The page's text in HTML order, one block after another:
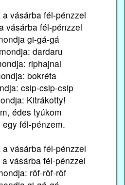
vásárba fél-pénzzel
vásárba fél-pénzzel
gi-gá-gá
dardaru
riphajnal
bokréta
csip-csip-csip
Kitrákotty!
édes tyúkom
egy fél-pénzem.
vásárba fél-pénzzel
vásárba fél-pénzzel
röf-röf-röf